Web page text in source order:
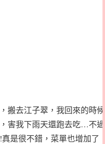
搬去江子翠，我回來的時候
害我下雨天還跑去吃…不過
是很不錯，菜單也增加了